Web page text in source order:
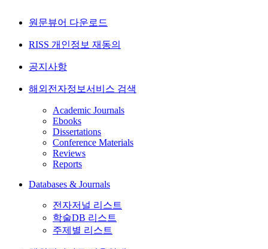
원문뷰어 다운로드
RISS 개인정보 재동의
공지사항
해외전자정보서비스 검색
Academic Journals
Ebooks
Dissertations
Conference Materials
Reviews
Reports
Databases & Journals
전자저널 리스트
학술DB 리스트
주제별 리스트